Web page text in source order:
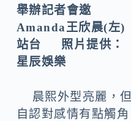
舉辦記者會邀
Amanda王欣晨(左)
站台 照片提供：
星辰娛樂
晨熙外型亮麗，但
自認對感情有點觸角